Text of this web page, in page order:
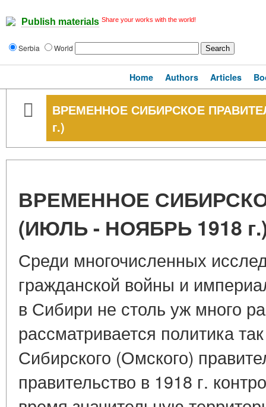
Publish materials Share your works with the world!
Serbia World
Home Authors Articles
ВРЕМЕННОЕ СИБИРСКОЕ
г.)
ВРЕМЕННОЕ
(ИЮЛЬ - НОЯБРЬ 1918
Среди многочисленных
гражданской войны и
в Сибири не столь уж много
рассматривается политика
Сибирского (Омского)
правительство в 1918 г.